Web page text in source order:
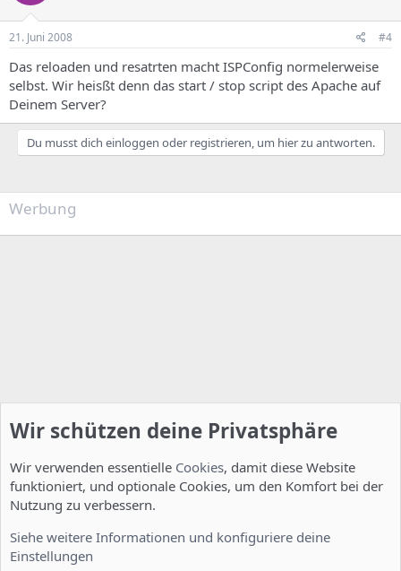
21. Juni 2008 #4
Das reloaden und resatrten macht ISPConfig normelerweise
selbst. Wir heisßt denn das start / stop script des Apache auf
Deinem Server?
Du musst dich einloggen oder registrieren, um hier zu antworten.
Werbung
Wir schützen deine Privatsphäre
Wir verwenden essentielle Cookies, damit diese Website
funktioniert, und optionale Cookies, um den Komfort bei der
Nutzung zu verbessern.
Siehe weitere Informationen und konfiguriere deine
Einstellungen